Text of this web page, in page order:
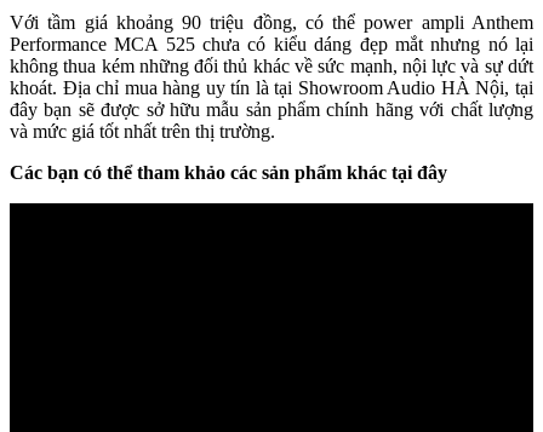
Với tầm giá khoảng 90 triệu đồng, có thể power ampli Anthem
Performance MCA 525 chưa có kiểu dáng đẹp mắt nhưng nó lại
không thua kém những đối thủ khác về sức mạnh, nội lực và sự dứt
khoát. Địa chỉ mua hàng uy tín là tại Showroom Audio HÀ Nội, tại
đây bạn sẽ được sở hữu mẫu sản phẩm chính hãng với chất lượng
và mức giá tốt nhất trên thị trường.
Các bạn có thể tham khảo các sản phẩm khác tại đây